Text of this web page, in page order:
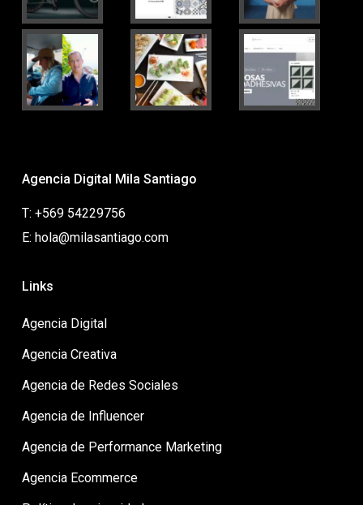
Agencia Digital Mila Santiago
T: +569 54229756
E: hola@milasantiago.com
Links
Agencia Digital
Agencia Creativa
Agencia de Redes Sociales
Agencia de Influencer
Agencia de Performance Marketing
Agencia Ecommerce